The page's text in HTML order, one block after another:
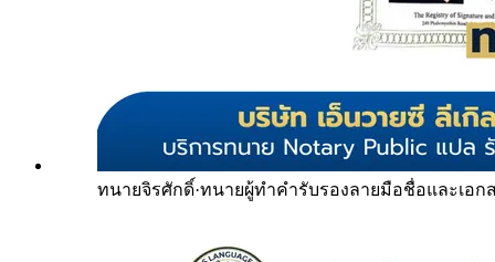
ทนายจิรศักดิ์·ทนายผู้ทำคำรับรองลายมือชื่อและเอก